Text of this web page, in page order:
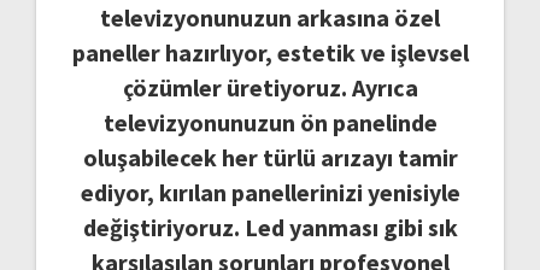
televizyonunuzun arkasına özel
paneller hazırlıyor, estetik ve işlevsel
çözümler üretiyoruz. Ayrıca
televizyonunuzun ön panelinde
oluşabilecek her türlü arızayı tamir
ediyor, kırılan panellerinizi yenisiyle
değiştiriyoruz. Led yanması gibi sık
karşılaşılan sorunları profesyonel